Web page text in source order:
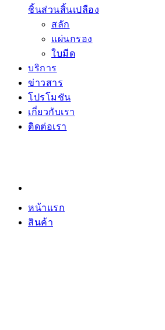
ชิ้นส่วนสิ้นเปลือง
สลัก
แผ่นกรอง
ใบมีด
บริการ
ข่าวสาร
โปรโมชัน
เกี่ยวกับเรา
ติดต่อเรา
หน้าแรก
สินค้า